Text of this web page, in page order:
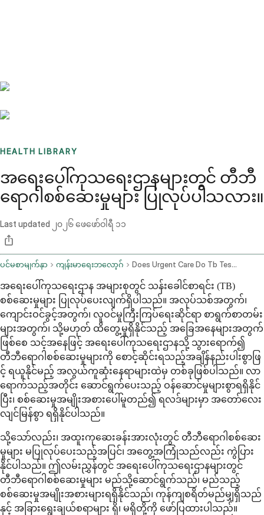
HEALTH LIBRARY
အရေးပေါ်ကုသရေးဌာနများတွင် တီဘီ
ရောဂါစစ်ဆေးမှုများ ပြုလုပ်ပါသလား။
Last updated ၂၀၂၆ ဖေဖော်ဝါရီ ၁၁
ပင်မစာမျက်နှာ ကျန်းမာရေးဘလော့ဂ် Does Urgent Care Do Tb Tests
အရေးပေါ်ကုသရေးဌာန အများစုတွင် သန်းခေါင်စာရင်း (TB)
စစ်ဆေးမှုများ ပြုလုပ်ပေးလျက်ရှိပါသည်။ အလုပ်သစ်အတွက်၊
ကျောင်းဝင်ခွင့်အတွက်၊ လူဝင်မှုကြီးကြပ်ရေးဆိုင်ရာ စာရွက်စာတမ်း
များအတွက်၊ သို့မဟုတ် ထိတွေ့မှုရှိနိုင်သည့် အခြေအနေများအတွက်
ဖြစ်စေ သင့်အနေဖြင့် အရေးပေါ်ကုသရေးဌာနသို့ သွားရောက်၍
တီဘီရောဂါစစ်ဆေးမှုများကို စောင့်ဆိုင်းရသည့်အချိန်နည်းပါးစွာဖြ
င့် ရယူနိုင်မည့် အလွယ်ကူဆုံးနေရာများထဲမှ တစ်ခုဖြစ်ပါသည်။ လာ
ရောက်သည့်အတိုင်း ဆောင်ရွက်ပေးသည့် ဝန်ဆောင်မှုများစွာရရှိနိုင်
ပြီး၊ စစ်ဆေးမှုအမျိုးအစားပေါ်မူတည်၍ ရလဒ်များမှာ အတော်လေး
လျင်မြန်စွာ ရရှိနိုင်ပါသည်။
သို့သော်လည်း၊ အထူးကုဆေးခန်းအားလုံးတွင် တီဘီရောဂါစစ်ဆေး
မှုများ မပြုလုပ်ပေးသည့်အပြင်၊ အတွေ့အကြုံသည်လည်း ကွဲပြား
နိုင်ပါသည်။ ဤလမ်းညွှန်တွင် အရေးပေါ်ကုသရေးဌာနများတွင်
တီဘီရောဂါစစ်ဆေးမှုများ မည်သို့ဆောင်ရွက်သည်၊ မည်သည့်
စစ်ဆေးမှုအမျိုးအစားများရရှိနိုင်သည်၊ ကုန်ကျစရိတ်မည်မျှရှိသည်
နှင့် အခြားရွေးချယ်စရာများ ရှိ၊ မရှိတို့ကို ဖော်ပြထားပါသည်။